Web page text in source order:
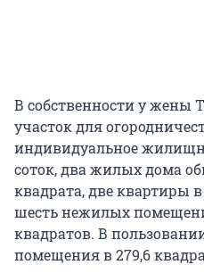
В собственности у жены
участок для
индивидуальное
соток, два жилых дома
квадрата, две квартиры
шесть нежилых
квадратов. В
помещения в 279,6